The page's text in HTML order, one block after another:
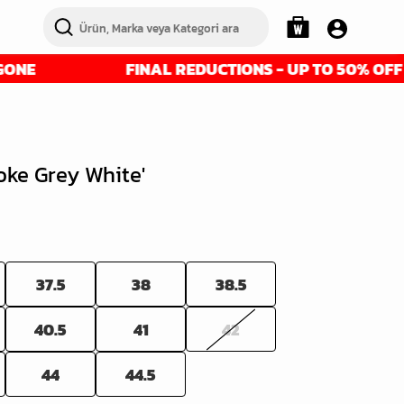
FINAL REDUCTIONS - UP TO 50% OFF - GET
Grey White'
37.5 38
38.5
40.5 41
42
44 44.5